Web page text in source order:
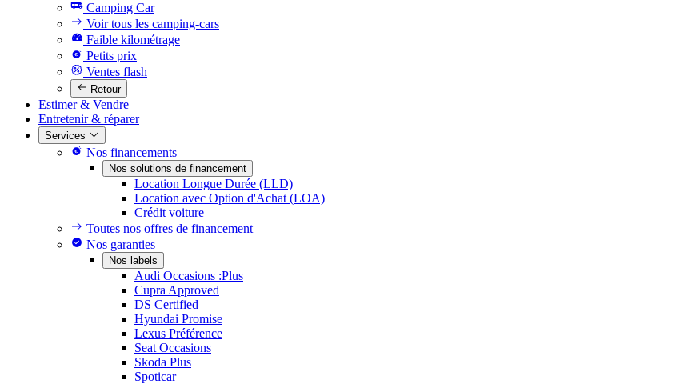
Camping Car
Voir tous les camping-cars
Faible kilométrage
Petits prix
Ventes flash
Retour
Estimer & Vendre
Entretenir & réparer
Services
Nos financements
Nos solutions de financement
Location Longue Durée (LLD)
Location avec Option d'Achat (LOA)
Crédit voiture
Toutes nos offres de financement
Nos garanties
Nos labels
Audi Occasions :Plus
Cupra Approved
DS Certified
Hyundai Promise
Lexus Préférence
Seat Occasions
Skoda Plus
Spoticar